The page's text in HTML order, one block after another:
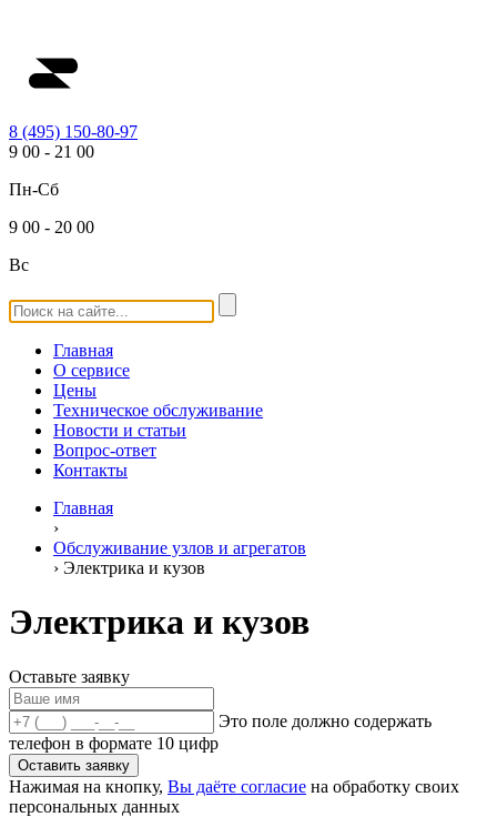
8 (495) 150-80-97
9 00 - 21 00
Пн-Сб
9 00 - 20 00
Вс
Главная
О сервисе
Цены
Техническое обслуживание
Новости и статьи
Вопрос-ответ
Контакты
Главная
›
Обслуживание узлов и агрегатов
› Электрика и кузов
Электрика и кузов
Оставьте заявку
Это поле должно содержать
телефон в формате 10 цифр
Оставить заявку
Нажимая на кнопку, Вы даёте согласие на обработку своих
персональных данных